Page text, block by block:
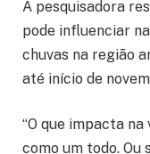
A pesquisadora
pode influenciar
chuvas na região
até início de
“O que impacta
como um todo. Ou